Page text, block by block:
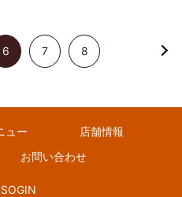
6 7 8
ュー
店舗情報
お問い合わせ